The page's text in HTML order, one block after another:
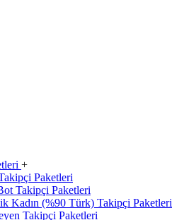
+
Paketleri
Takipçi Paketleri
Kadın (%90 Türk) Takipçi Paketleri
Takipçi Paketleri